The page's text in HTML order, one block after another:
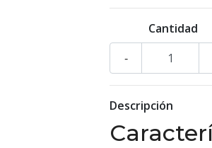
Cantidad
-
Descripción